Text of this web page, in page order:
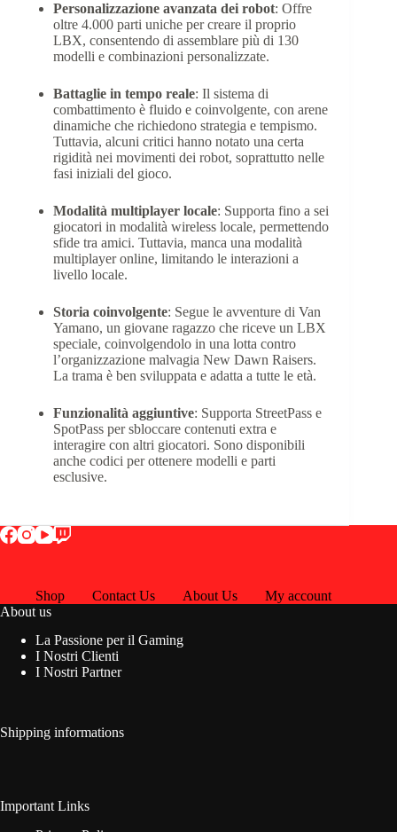
Personalizzazione avanzata dei robot: Offre
oltre 4.000 parti uniche per creare il proprio
LBX, consentendo di assemblare più di 130
modelli e combinazioni personalizzate.​
Battaglie in tempo reale: Il sistema di
combattimento è fluido e coinvolgente, con arene
dinamiche che richiedono strategia e tempismo.
Tuttavia, alcuni critici hanno notato una certa
rigidità nei movimenti dei robot, soprattutto nelle
fasi iniziali del gioco.
Modalità multiplayer locale: Supporta fino a sei
giocatori in modalità wireless locale, permettendo
sfide tra amici. Tuttavia, manca una modalità
multiplayer online, limitando le interazioni a
livello locale.
Storia coinvolgente: Segue le avventure di Van
Yamano, un giovane ragazzo che riceve un LBX
speciale, coinvolgendolo in una lotta contro
l’organizzazione malvagia New Dawn Raisers.
La trama è ben sviluppata e adatta a tutte le età.​
Funzionalità aggiuntive: Supporta StreetPass e
SpotPass per sbloccare contenuti extra e
interagire con altri giocatori. Sono disponibili
anche codici per ottenere modelli e parti
esclusive.​
Shop Contact Us About Us
My account
About us
La Passione per il Gaming
I Nostri Clienti
I Nostri Partner
Shipping informations
Important Links